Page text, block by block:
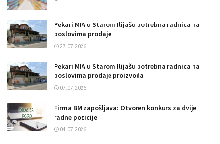
Pekari MIA u Starom Ilijašu potrebna radnica na
poslovima prodaje
27.07.2026.
Pekari MIA u Starom Ilijašu potrebna radnica na
poslovima prodaje proizvoda
07.07.2026.
Firma BM zapošljava: Otvoren konkurs za dvije
radne pozicije
04.07.2026.